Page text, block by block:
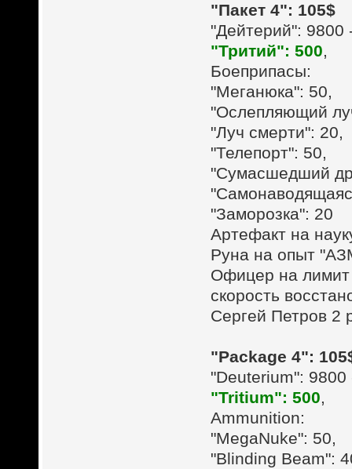
"Пакет 4": 105$
"Дейтерий": 9800
"Тритий": 500,
Боеприпасы:
"Меганюка": 50,
"Ослепляющий
"Луч смерти": 20,
"Телепорт": 50,
"Сумасшедший
"Заморозка": 20
Артефакт на
Руна на опыт
Офицер на лимит
скорость
Сергей Петров 2
"Package 4":
"Deuterium":
"Tritium": 500,
Ammunition:
"MegaNuke": 50,
"Blinding Beam":